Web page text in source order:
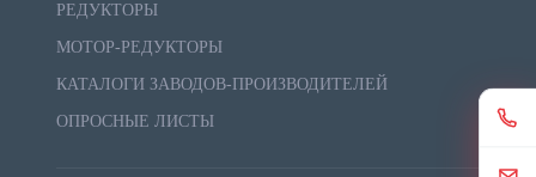
РЕДУКТОРЫ
МОТОР-РЕДУКТОРЫ
КАТАЛОГИ ЗАВОДОВ-ПРОИЗВОДИТЕЛЕЙ
ОПРОСНЫЕ ЛИСТЫ